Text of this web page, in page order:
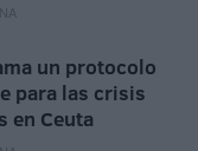
un protocolo
para las crisis
en Ceuta